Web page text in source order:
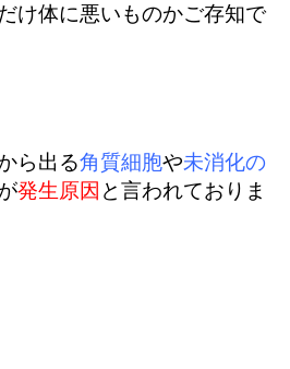
け体に悪いものかご存知で
ら出る角質細胞や未消化の
発生原因 と言われておりま